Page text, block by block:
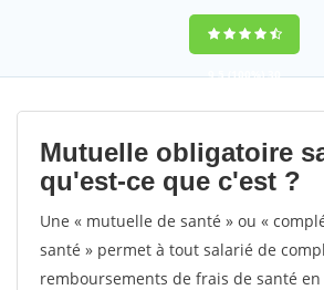
9,5(100%)30
votes
Mutuelle obligatoire
qu'est-ce que c'est ?
Une « mutuelle de santé » ou «
santé » permet à tout salarié de
remboursements de frais de santé